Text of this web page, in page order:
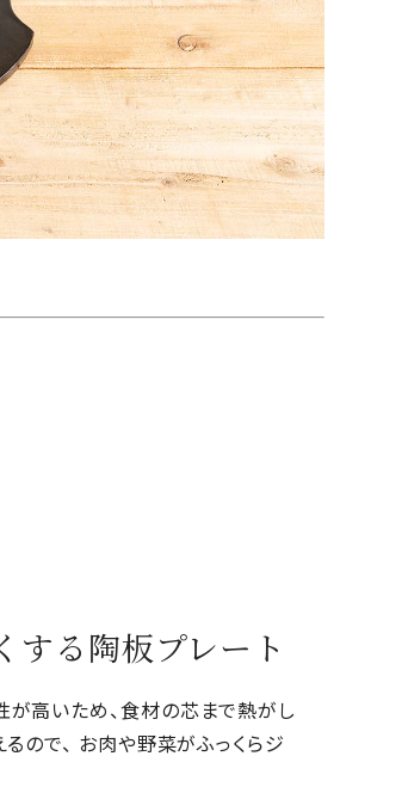
する陶板プレート
高いため、食材の芯まで熱がし
ので、 お肉や野菜がふっくらジ